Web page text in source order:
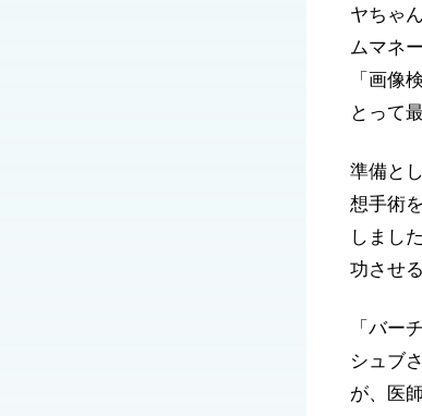
ヤちゃ
ムマネ
「画像
とって
準備と
想手術
しまし
功させ
「バー
シュブ
が、医